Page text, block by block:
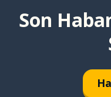
Son